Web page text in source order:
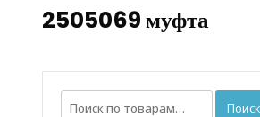
2505069 муфта
Искать: Поиск